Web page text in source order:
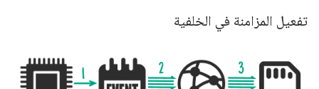
تفعيل المزامنة في الخلفية